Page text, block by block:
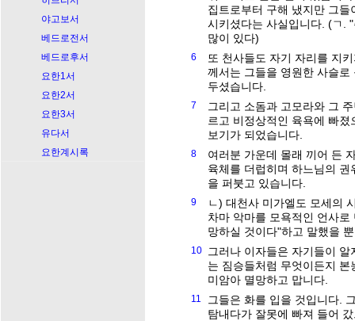
야고보서
베드로전서
베드로후서
요한1서
요한2서
요한3서
유다서
요한계시록
집트로부터 구해 냈지만 그
시키셨다는 사실입니다. (ㄱ.
많이 있다)
6
또 천사들도 자기 자리를 지
께서는 그들을 영원한 사슬
두셨습니다.
7
그리고 소돔과 고모라와 그
르고 비정상적인 육욕에 빠
보기가 되었습니다.
8
여러분 가운데 몰래 끼어 든
육체를 더럽히며 하느님의
을 퍼붓고 있습니다.
9
ㄴ) 대천사 미가엘도 모세의
차마 악마를 모욕적인 언사
망하실 것이다"하고 말했을
10
그러나 이자들은 자기들이
는 짐승들처럼 무엇이든지
미암아 멸망하고 맙니다.
11
그들은 화를 입을 것입니다.
탐내다가 잘못에 빠져 들어